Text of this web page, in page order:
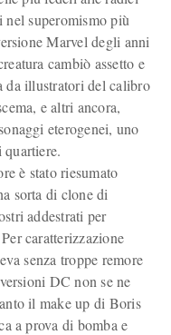
superomismo più
Marvel degli anni
cambiò assetto e
da illustratori del calibro
e altri ancora,
eterogenei, uno
è stato riesumato
sorta di clone di
addestrati per
caratterizzazione
senza troppe remore
DC non se ne
il make up di Boris
a prova di bomba e